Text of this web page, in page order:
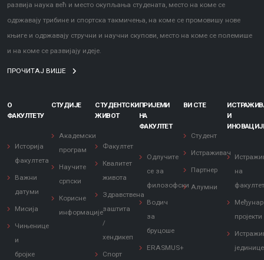
развија наука већ и место окупљања студената, место на коме се
одржавају трибине и спортска такмичења, на коме се промовишу нове
књиге и одржавају стручни и научни скупови, место на коме се полемише
и на коме се развијају идеје.
ПРОЧИТАЈ ВИШЕ
О
ФАКУЛТЕТУ
Историја
факултета
Важни
датуми
Мисија
Чињенице
и
бројке
СТУДИЈЕ
Академски
програм
Научите
српски
Корисне
информације
СТУДЕНТСКИ
ЖИВОТ
Факултет
Квалитет
живота
Здравствена
заштита
/
хендикеп
Спорт
ПРИЈЕМИ
НА
ФАКУЛТЕТ
Одлучите
се за
филозофски
Водич
за
бруцоше
ERASMUS+
ВИ СТЕ
Студент
Истраживач
Партнер
Алумни
И
на
пројекти
јединице